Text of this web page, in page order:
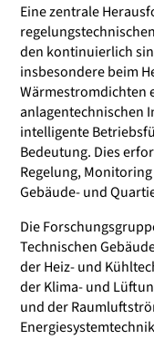
Eine zentrale
den kontinuierlich
insbesondere beim
Wärmestromdichten
anlagentechnischen
intelligente
Bedeutung. Dies
Regelung,
Gebäude- und
Die
Technischen
der Heiz- und
der Klima- und
und der